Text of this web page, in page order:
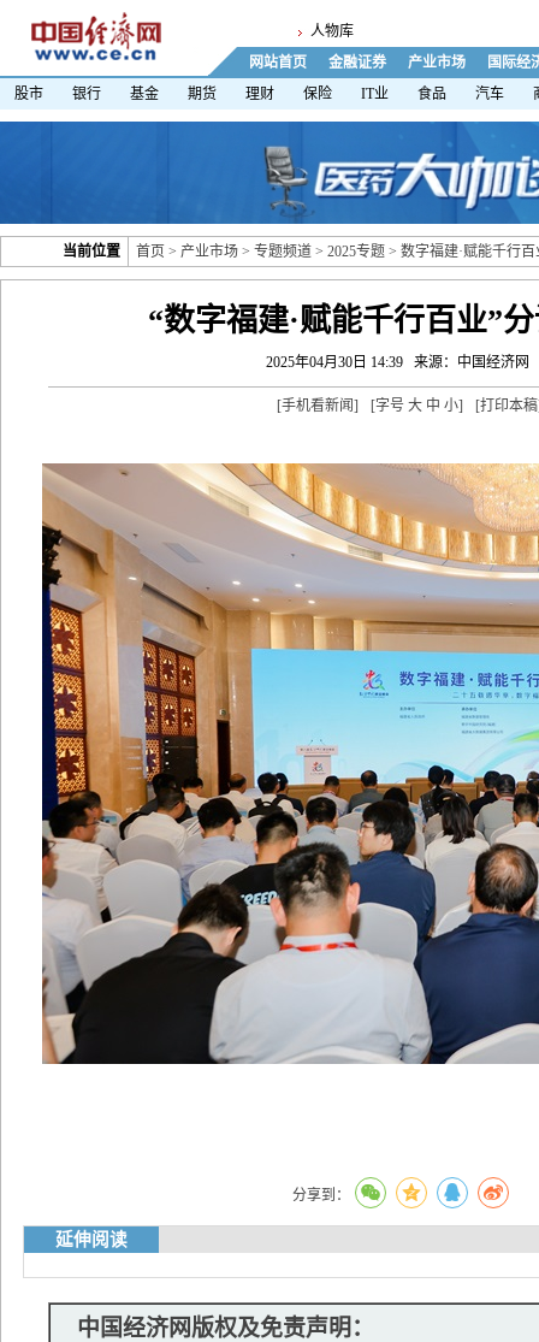
人物库
网站首页
金融证券 产业市场
国际经
股市
银行 基金 期货 理财 保险 IT业 食品 汽车
当前位置 首页 > 产业市场 > 专题频道 > 2025专题 > 数字福建·赋能千行
“数字福建·赋能千行百业”
2025年04月30日 14:39 来源：中国经济网
[手机看新闻] [字号 大 中 小] [打印本稿
分享到：
延伸阅读
中国经济网版权及免责声明：